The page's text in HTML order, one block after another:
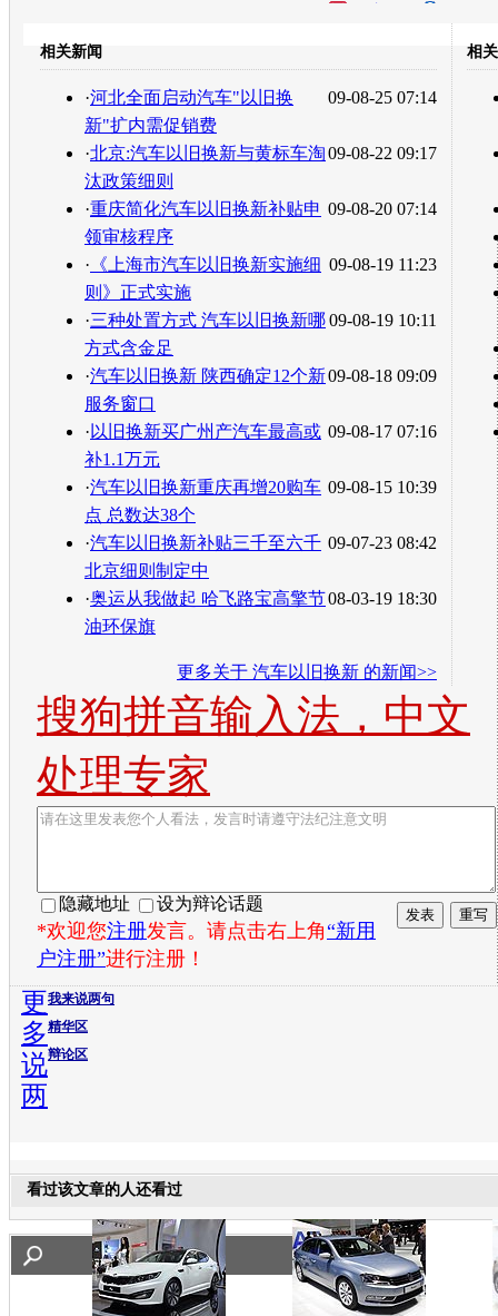
转发至：
相关新闻
09-08-25 07:14
·河北全面启动汽车"以旧换
新"扩内需促销费
09-08-22 09:17
·北京:汽车以旧换新与黄标车淘
汰政策细则
09-08-20 07:14
·重庆简化汽车以旧换新补贴申
领审核程序
09-08-19 11:23
· 《上海市汽车以旧换新实施细
则》正式实施
09-08-19 10:11
·三种处置方式 汽车以旧换新哪
方式含金足
09-08-18 09:09
·汽车以旧换新 陕西确定12个新
服务窗口
09-08-17 07:16
· 以旧换新买广州产汽车最高或
补1.1万元
09-08-15 10:39
·汽车以旧换新重庆再增20购车
点 总数达38个
09-07-23 08:42
·汽车以旧换新补贴三千至六千
北京细则制定中
08-03-19 18:30
·奥运从我做起 哈飞路宝高擎节
油环保旗
更多关于 汽车以旧换新 的新闻>>
相
搜狗拼音输入法，中文
处理专家
隐藏地址 设为辩论话题
*欢迎您注册发言。请点击右上角“新用
户注册”进行注册！
我来说两句
精华区
辩论区
更
多
说
两
看过该文章的人还看过